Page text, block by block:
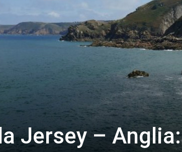
Jersey –